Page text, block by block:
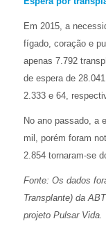
Em 2015, a
fígado, coração e
apenas 7.792
de espera de
2.333 e 64,
No ano passado, a
mil, porém foram
2.854 tornaram-se
Fonte: Os dados
Transplante) da
projeto Pulsar Vida.